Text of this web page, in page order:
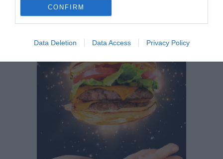
CONFIRM
Data Deletion Data Access Privacy Policy